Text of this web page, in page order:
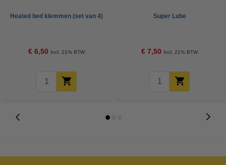
Heated bed klemmen (set van 4)
€ 6,50 Incl. 21% BTW
Super Lube
€ 7,50 Incl. 21% BTW